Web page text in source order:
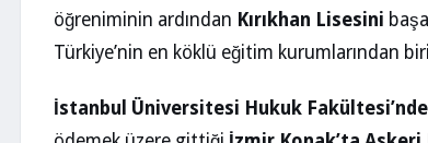
öğreniminin ardından Kırıkhan Lisesini
Türkiye’nin en köklü eğitim kurumlarından
İstanbul Üniversitesi Hukuk